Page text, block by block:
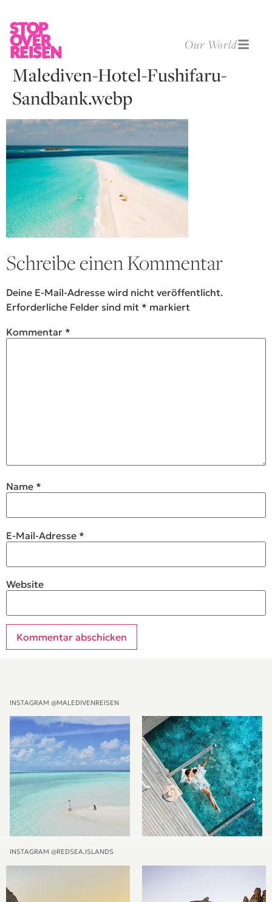
Our World
Malediven-Hotel-Fushifaru-
Sandbank.webp
Schreibe einen Kommentar
Deine E-Mail-Adresse wird nicht veröffentlicht.
Erforderliche Felder sind mit * markiert
Kommentar *
Name *
E-Mail-Adresse *
Website
INSTAGRAM @MALEDIVENREISEN
INSTAGRAM @REDSEA.ISLANDS